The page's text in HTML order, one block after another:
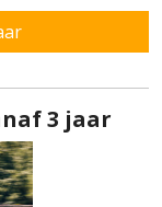
3 jaar